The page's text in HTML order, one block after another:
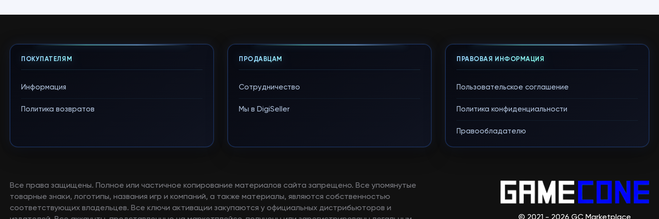
ПОКУПАТЕЛЯМ
Информация
Политика возвратов
ПРОДАВЦАМ
Сотрудничество
Мы в DigiSeller
ПРАВОВАЯ ИНФОРМАЦИЯ
Пользовательское соглашение
Политика конфиденциальности
Правообладателю
Все права защищены. Полное или частичное копирование материалов сайта запрещено. Все упомянутые
товарные знаки, логотипы, названия игр и компаний, а также материалы, являются собственностью
соответствующих владельцев. Все ключи активации закупаются у официальных дистрибьюторов и